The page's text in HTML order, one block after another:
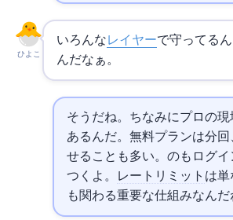
ひよこ
いろんな レイヤーで守ってるん
んだなぁ。
そうだね。ちなみにプロの現
あるんだ。無料プランは1分100
せることも多い。 のもログイ
つくよ。
レートリミット は単
も関わる重要な仕組みなんだ